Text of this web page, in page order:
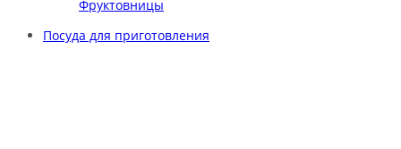
Фруктовницы
Посуда для приготовления